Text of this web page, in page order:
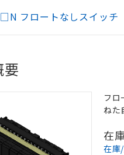
フロートなしスイッチ
要
フロ
ねた
在
在庫